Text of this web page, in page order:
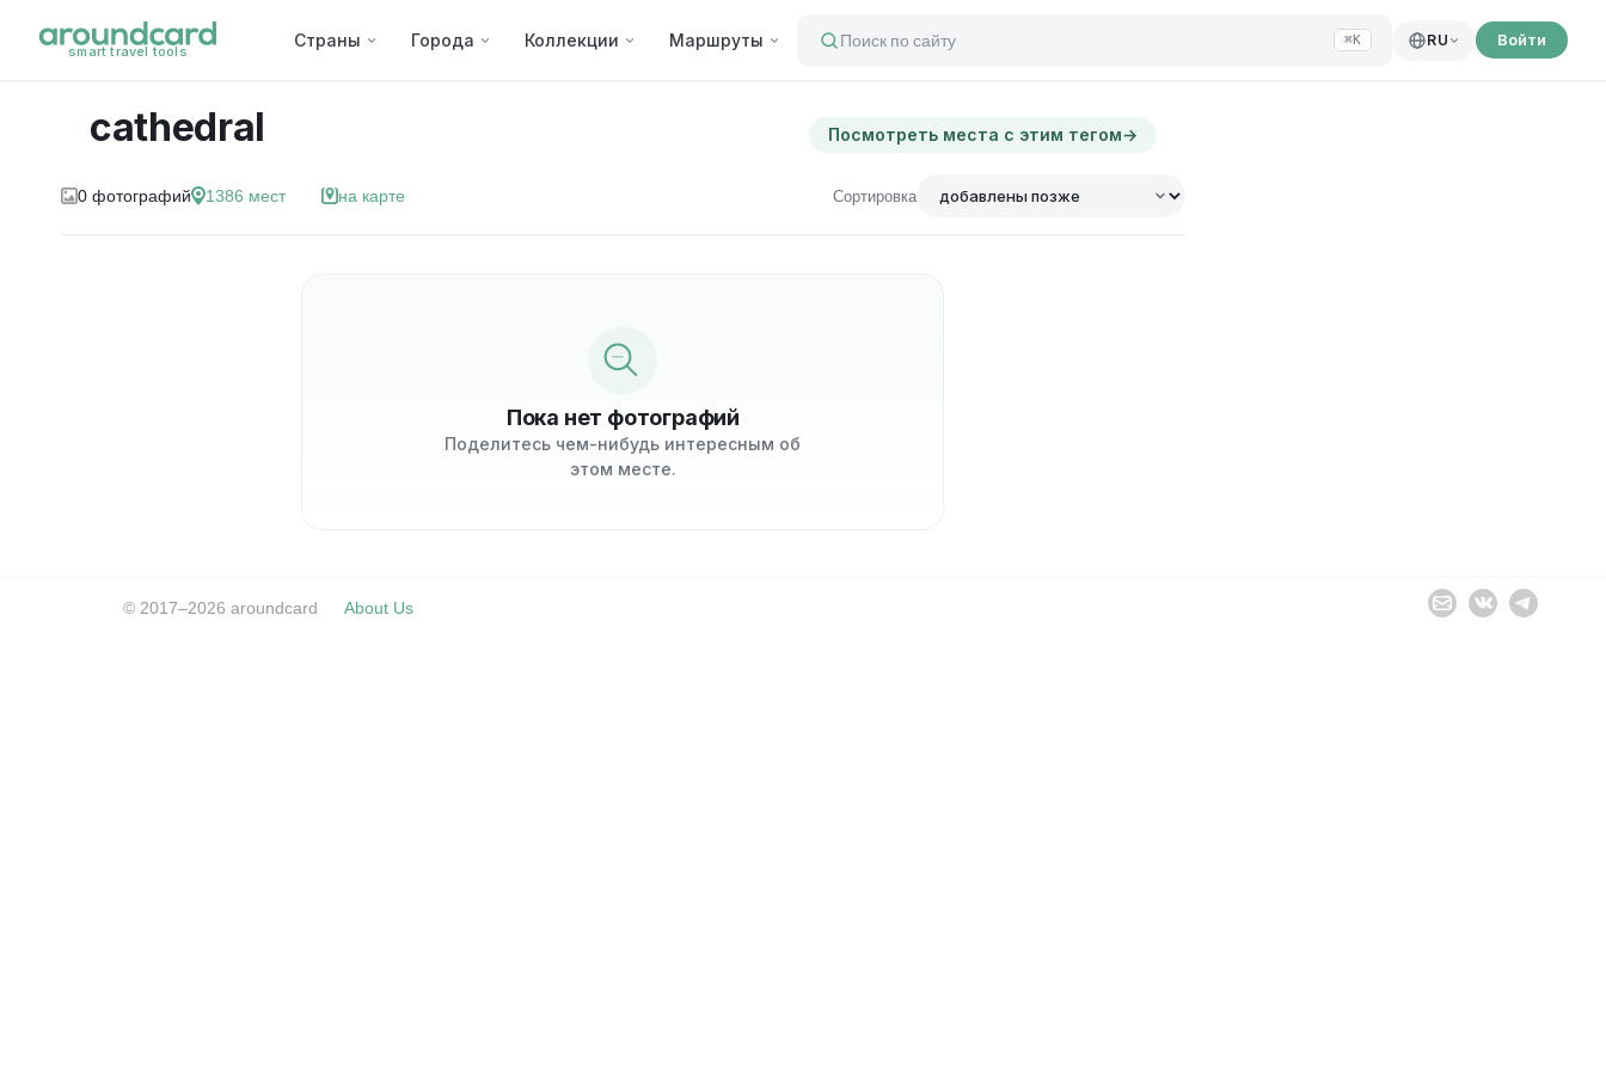
smart travel tools
Страны Города Коллекции Маршруты Поиск по сайту ⌘K RU Войти
cathedral Посмотреть места с этим тегом→
0 фотографий 1386 мест на карте Сортировка
Пока нет фотографий
Поделитесь чем-нибудь интересным об
этом месте.
© 2017–2026 aroundcard About Us